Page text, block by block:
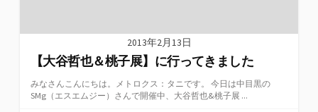
2013年2月13日
【大谷哲也＆桃子展】に行ってきました
みなさんこんにちは。メトロクス：タニです。 今日は中目黒の
SMg（エスエムジー）さんで開催中、大谷哲也&桃子展 ...